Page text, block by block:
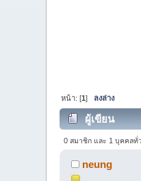
หน้า: [1] ลงล่าง
ผู้เขียน
0 สมาชิก และ 1 บุคคลทั่
neung